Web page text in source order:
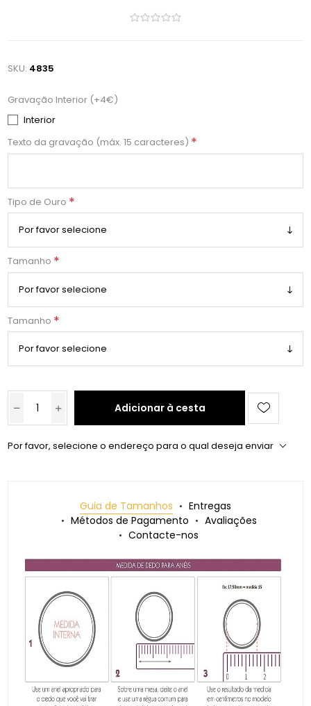
SKU: 4835
Gravação Interior (+4€)
Interior
Texto da gravação (máx. 15 caracteres) *
Tipo de Ouro *
Tamanho *
Tamanho *
Adicionar à cesta
Por favor, selecione o endereço para o qual deseja enviar
Guia de Tamanhos
Entregas
Métodos de Pagamento
Avaliações
Contacte-nos